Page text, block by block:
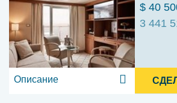
$ 40
3 441
Описание